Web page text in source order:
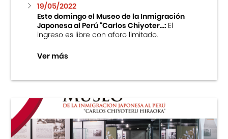
19/05/2022
Este domingo el Museo de la Inmigración
Japonesa al Perú “Carlos Chiyoter...:El
ingreso es libre con aforo limitado.
Ver más